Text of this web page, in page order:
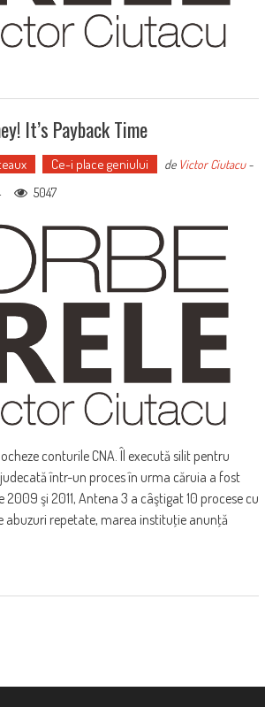
It’s Payback Time
Ce-i place geniului de Victor Ciutacu-
5047
conturile CNA. Îl execută silit pentru
într-un proces în urma căruia a fost
şi 2011, Antena 3 a câştigat 10 procese cu
abuzuri repetate, marea instituţie anunţă